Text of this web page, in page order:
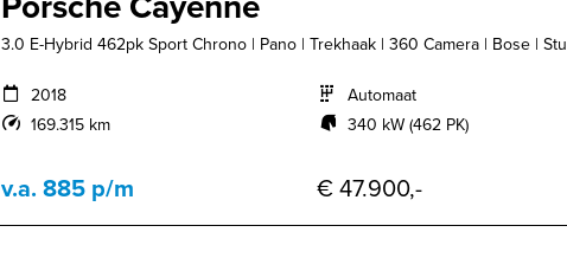
3.0 E-Hybrid 462pk Sport Chrono | Pano | Trekhaak | 360 Camera | Bose |
2018
169.315 km
Automaat
340 kW (462 PK)
v.a. 885 p/m € 47.900,-